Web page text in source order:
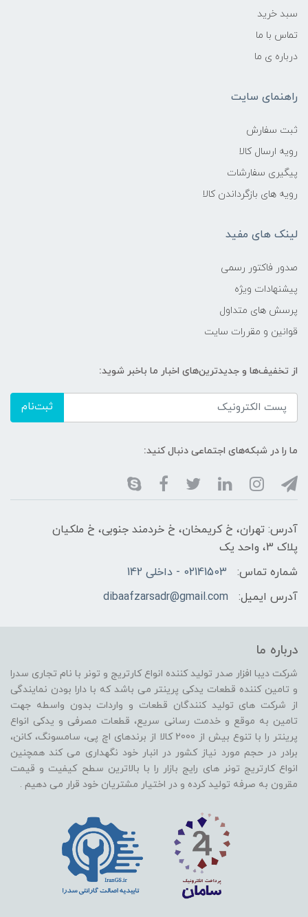
سبد خرید
تماس با ما
درباره ی ما
راهنمای سایت
ثبت سفارش
رویه ارسال کالا
پیگیری سفارشات
رویه های بازگرداندن کالا
لینک های مفید
صدور فاکتور رسمی
پیشنهادات ویژه
پرسش های متداول
قوانین و مقررات سایت
از تخفیف‌ها و جدیدترین‌های اخبار ما باخبر شوید:
ثبت‌نام
ما را در شبکه‌های اجتماعی دنبال کنید:
آدرس: تهران، خ کریمخان، خ خردمند جنوبی، خ ملکیان
پلاک 3، واحد یک
شماره تماس:
02141503 - داخلی 142
آدرس ایمیل:
dibaafzarsadr@gmail.com
درباره ما
شرکت دیبا افزار صدر تولید کننده انواع کارتریج و تونر با نام تجاری سدرا
و تامین کننده قطعات یدکی پرینتر می باشد که با دارا بودن نمایندگی
از شرکت های تولید کنندگان قطعات و واردات بدون واسطه جهت
تامین به موقع و خدمت رسانی سریع، قطعات مصرفی و یدکی انواع
پرینتر را با تنوع بیش از 2000 کالا از برندهای اچ پی، سامسونگ، کانن،
برادر در حجم مورد نیاز کشور در انبار خود نگهداری می کند همچنین
انواع کارتریج تونر های رایج بازار را با بالاترین سطح کیفیت و قیمت
مقرون به صرفه تولید کرده و در اختیار مشتریان خود قرار می دهیم .